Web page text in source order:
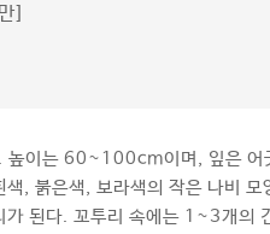
]
높이는 60~100cm이며, 잎은 어
색, 붉은색, 보라색의 작은 나비
가 된다. 꼬투리 속에는 1~3개의